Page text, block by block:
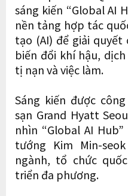
sáng kiến “Global AI
nền tảng hợp tác
tạo (AI) để giải
biến đổi khí hậu,
tị nạn và việc làm.
Sáng kiến được
sạn Grand Hyatt
nhìn “Global AI
tướng Kim Min-
ngành, tổ chức
triển đa phương.